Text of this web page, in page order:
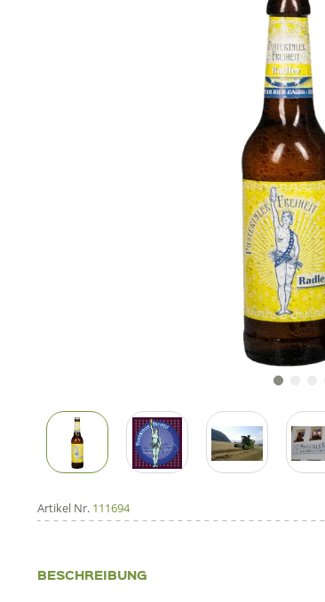
Artikel Nr. 111694
BESCHREIBUNG